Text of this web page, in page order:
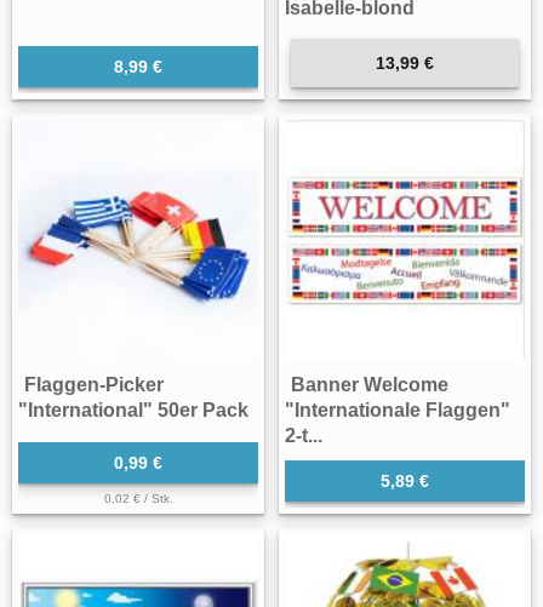
8,99 €
Isabelle-blond
13,99 €
Flaggen-Picker
"International" 50er Pack
0,99 €
0,02 € / Stk.
Banner Welcome
"Internationale Flaggen"
2-t...
5,89 €